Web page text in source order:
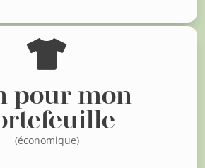

pour mon
(économique)